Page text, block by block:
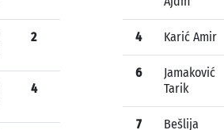
2
4
4 Karić Amir
6
Jamaković
Tarik
7
Bešlija